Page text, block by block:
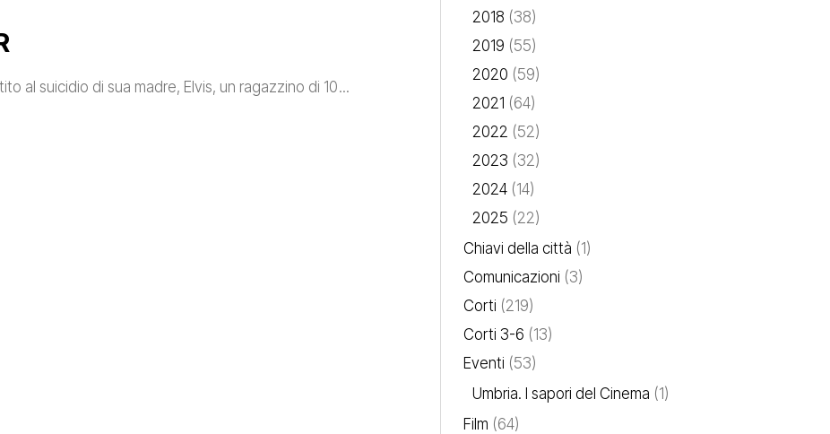
al suicidio di sua madre, Elvis, un ragazzino di 10
2018 (38)
2019 (55)
2020 (59)
2021 (64)
2022 (52)
2023 (32)
2024(14)
2025 (22)
Chiavi della città (1)
Comunicazioni (3)
Corti (219)
Corti 3-6 (13)
Eventi (53)
Umbria. I sapori del Cinema (1)
Film (64)